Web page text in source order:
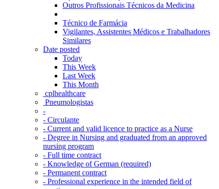
Outros Profissionais Técnicos da Medicina
Técnico de Farmácia
Vigilantes, Assistentes Médicos e Trabalhadores
Similares
Date posted
Today
This Week
Last Week
This Month
‎ cplhealthcare‬
Pneumologistas
-
- Circulante
- Current and valid licence to practice as a Nurse
- Degree in Nursing and graduated from an approved
nursing program
- Full time contract
- Knowledge of German (required)
- Permanent contract
- Professional experience in the intended field of